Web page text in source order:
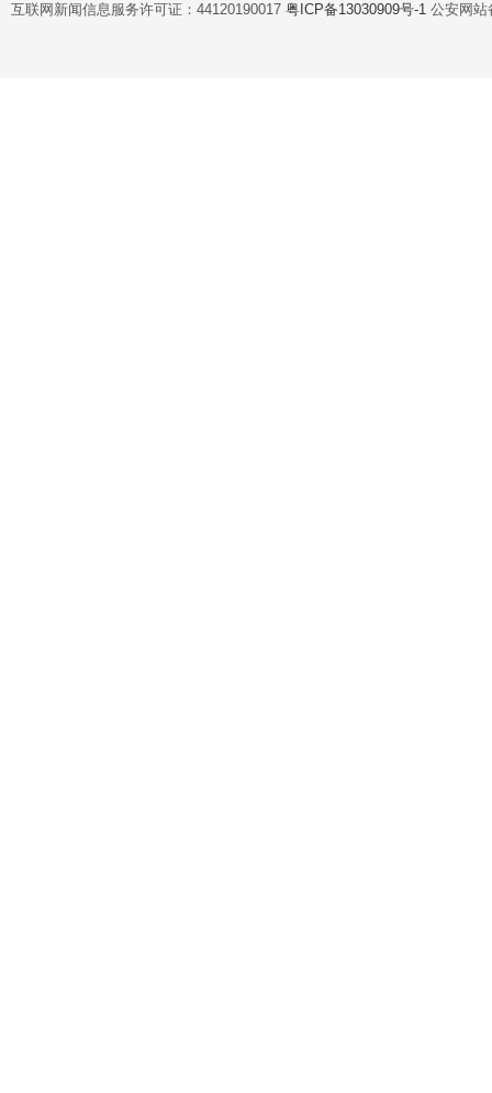
互联网新闻信息服务许可证：44120190017 粤ICP备13030909号-1 公安网站